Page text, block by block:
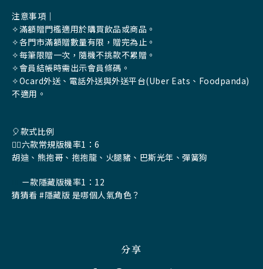
注意事項｜
✧滿額贈門檻適用於購買飲品或商品。
✧各門市滿額贈數量有限，贈完為止。
✧每筆限贈一次，隨機不挑款不累贈。
✧會員結帳時需出示會員條碼。
✧Ocard外送、電話外送與外送平台(Uber Eats、Foodpanda)
不適用。
🎈款式比例
👉🏻六款常規版機率1：6
胡迪、熊抱哥、抱抱龍、火腿豬、 巴斯光年、彈簧狗
ㄧ款隱藏版機率1：12
猜猜看 #隱藏版 是哪個人氣角色？
分享